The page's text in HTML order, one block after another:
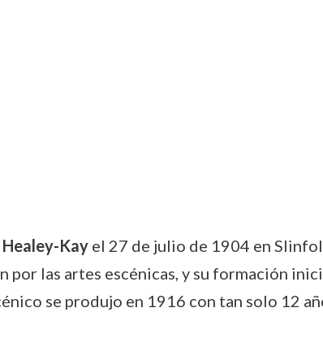
Kayel 27 de julio de 1904 en
las artes escénicas, y su formación
se produjo en 1916 con tan solo 12